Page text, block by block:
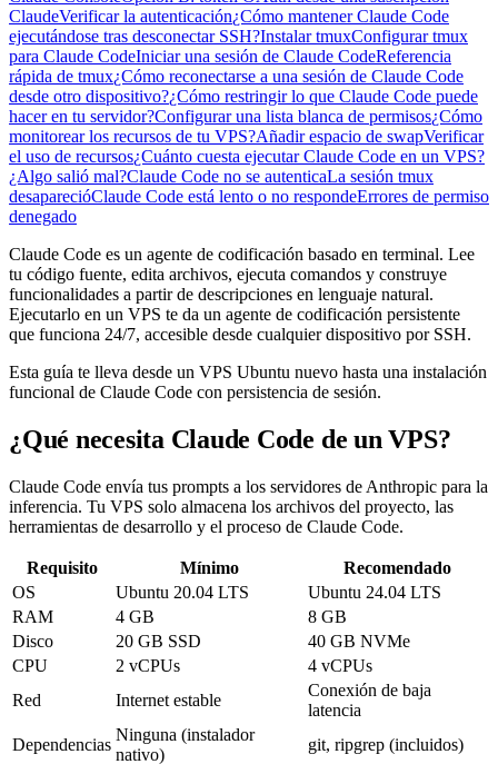
ClaudeVerificar la autenticación¿Cómo mantener Claude Code
ejecutándose tras desconectar SSH?Instalar tmuxConfigurar tmux
para Claude CodeIniciar una sesión de Claude CodeReferencia
rápida de tmux¿Cómo reconectarse a una sesión de Claude Code
desde otro dispositivo?¿Cómo restringir lo que Claude Code puede
hacer en tu servidor?Configurar una lista blanca de permisos¿Cómo
monitorear los recursos de tu VPS?Añadir espacio de swapVerificar
el uso de recursos¿Cuánto cuesta ejecutar Claude Code en un VPS?
¿Algo salió mal?Claude Code no se autenticaLa sesión tmux
desaparecióClaude Code está lento o no respondeErrores de permiso
denegado
Claude Code es un agente de codificación basado en terminal. Lee
tu código fuente, edita archivos, ejecuta comandos y construye
funcionalidades a partir de descripciones en lenguaje natural.
Ejecutarlo en un VPS te da un agente de codificación persistente
que funciona 24/7, accesible desde cualquier dispositivo por SSH.
Esta guía te lleva desde un VPS Ubuntu nuevo hasta una instalación
funcional de Claude Code con persistencia de sesión.
¿Qué necesita Claude Code de un VPS?
Claude Code envía tus prompts a los servidores de Anthropic para la
inferencia. Tu VPS solo almacena los archivos del proyecto, las
herramientas de desarrollo y el proceso de Claude Code.
Requisito Mínimo
Recomendado
OS
Ubuntu 20.04 LTS
Ubuntu 24.04 LTS
RAM
4 GB
8 GB
Disco
20 GB SSD
40 GB NVMe
CPU
2 vCPUs
4 vCPUs
Red
Internet estable
Conexión de baja
latencia
Dependencias
Ninguna (instalador
nativo)
git, ripgrep (incluidos)